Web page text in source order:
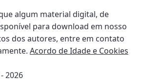
algum material digital, de
para download em nosso
dos autores, entre em contato
Acordo de Idade e Cookies
2026